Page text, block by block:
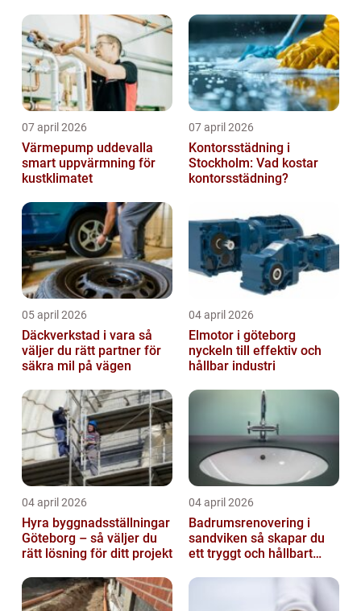
07 april 2026
Värmepump uddevalla
smart uppvärmning för
kustklimatet
07 april 2026
Kontorsstädning i
Stockholm: Vad kostar
kontorsstädning?
05 april 2026
Däckverkstad i vara så
väljer du rätt partner för
säkra mil på vägen
04 april 2026
Elmotor i göteborg
nyckeln till effektiv och
hållbar industri
04 april 2026
Hyra byggnadsställningar
Göteborg – så väljer du
rätt lösning för ditt projekt
04 april 2026
Badrumsrenovering i
sandviken så skapar du
ett tryggt och hållbart